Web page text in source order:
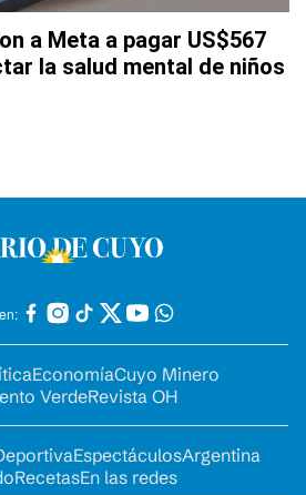
a Meta a pagar US$567
la salud mental de niños
EconomíaCuyo Minero
VerdeRevista OH
EspectáculosArgentina
RecetasEn las redes